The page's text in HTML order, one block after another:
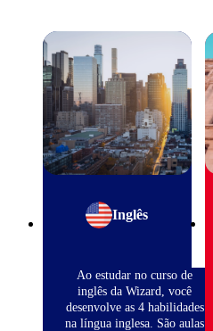
Inglês
Ao estudar no curso de
inglês da Wizard, você
desenvolve as 4 habilidades
na língua inglesa. São aulas